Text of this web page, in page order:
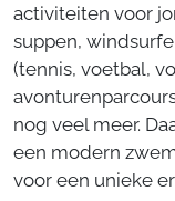
activiteiten voor
suppen,
(tennis, voetbal,
nog veel meer.
een modern
voor een unieke